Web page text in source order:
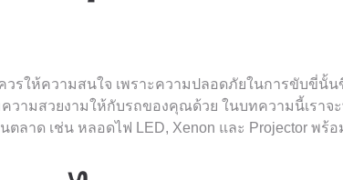
รให้ความสนใจ เพราะความปลอดภัยในการขับขี่นั้
วามสวยงามให้กับรถของคุณด้วย ในบทความนี้เราจ
ตลาด เช่น หลอดไฟ LED, Xenon และ Projector พ